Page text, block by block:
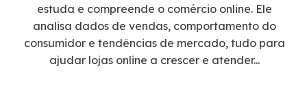
estuda e compreende o comércio online. Ele
analisa dados de vendas, comportamento do
consumidor e tendências de mercado, tudo para
ajudar lojas online a crescer e atender...